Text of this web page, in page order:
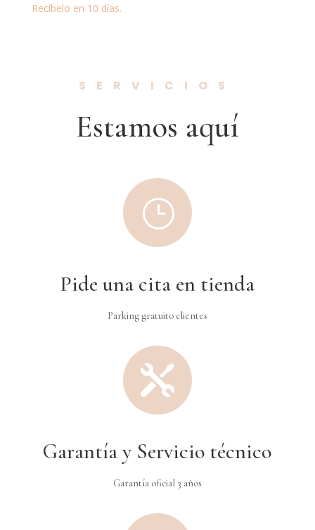
precio precio
Recíbelo en 10 días.
SERVICIOS
Estamos aquí
}
Pide una cita en tienda
Parking gratuito clientes

Garantía y Servicio técnico
Garantía oficial 3 años